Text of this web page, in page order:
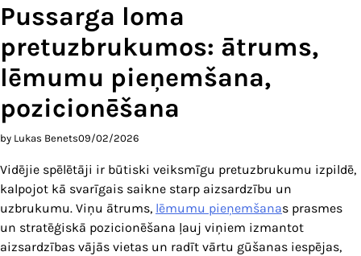
Pussarga loma
pretuzbrukumos: ātrums,
lēmumu pieņemšana,
pozicionēšana
by Lukas Benets09/02/2026
Vidējie spēlētāji ir būtiski veiksmīgu pretuzbrukumu izpildē,
kalpojot kā svarīgais saikne starp aizsardzību un
uzbrukumu. Viņu ātrums, lēmumu pieņemšanas prasmes
un stratēģiskā pozicionēšana ļauj viņiem izmantot
aizsardzības vājās vietas un radīt vārtu gūšanas iespējas,